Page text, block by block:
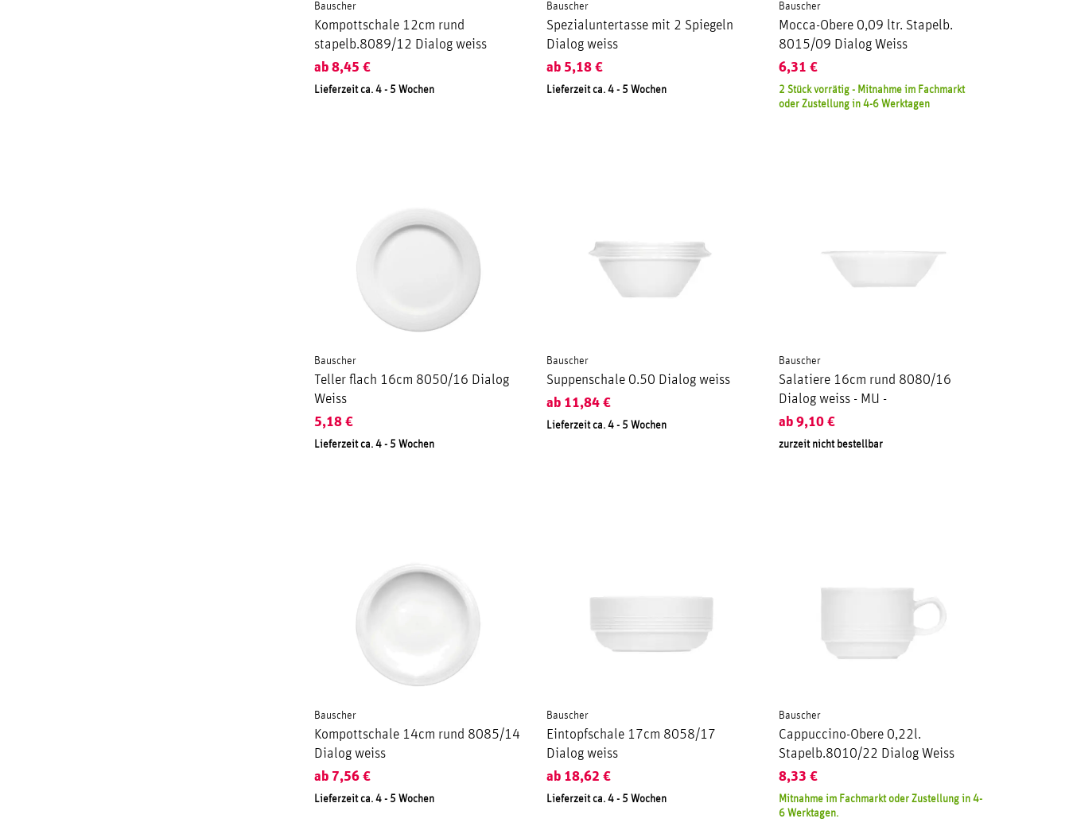
Bauscher
Kompottschale 12cm rund
stapelb.8089/12 Dialog weiss
ab 8,45 €
Lieferzeit ca. 4 - 5 Wochen
Bauscher
Spezialuntertasse mit 2 Spiegeln
Dialog weiss
ab 5,18 €
Lieferzeit ca. 4 - 5 Wochen
Bauscher
Mocca-Obere 0,09 ltr. Stapelb.
8015/09 Dialog Weiss
6,31 €
2 Stück vorrätig - Mitnahme im Fachmarkt
oder Zustellung in 4-6 Werktagen
Bauscher
Teller flach 16cm 8050/16 Dialog
Weiss
5,18 €
Lieferzeit ca. 4 - 5 Wochen
Bauscher
Suppenschale 0.50 Dialog weiss
ab 11,84 €
Lieferzeit ca. 4 - 5 Wochen
Bauscher
Salatiere 16cm rund 8080/16
Dialog weiss - MU -
ab9,10 €
zurzeit nicht bestellbar
Bauscher
Kompottschale 14cm rund 8085/14
Dialog weiss
ab 7,56 €
Lieferzeit ca. 4 - 5 Wochen
Bauscher
Eintopfschale 17cm 8058/17
Dialog weiss
ab 18,62 €
Lieferzeit ca. 4 - 5 Wochen
Bauscher
Cappuccino-Obere 0,22l.
Stapelb.8010/22 Dialog Weiss
8,33 €
Mitnahme im Fachmarkt oder Zustellung in 4-
6 Werktagen.